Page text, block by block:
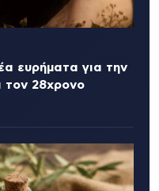
ευρήματα για την
τον 28χρονο